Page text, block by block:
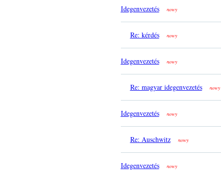
Idegenvezetés nowy
Re: kérdés nowy
Idegenvezetés nowy
Re: magyar idegenvezetés nowy
Idegenvezetés nowy
Re: Auschwitz nowy
Idegenvezetés nowy